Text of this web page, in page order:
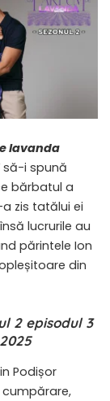
lavanda
să-i spună
bărbatul a
zis tatălui ei
lucrurile au
părintele Ion
din
2 episodul 3
Podișor